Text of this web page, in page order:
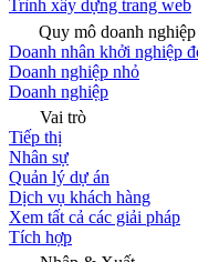
Trình xây dựng trang web
Quy mô doanh nghiệp
Doanh nhân khởi nghiệp
Doanh nghiệp nhỏ
Doanh nghiệp
Vai trò
Tiếp thị
Nhân sự
Quản lý dự án
Dịch vụ khách hàng
Xem tất cả các giải pháp
Tích hợp